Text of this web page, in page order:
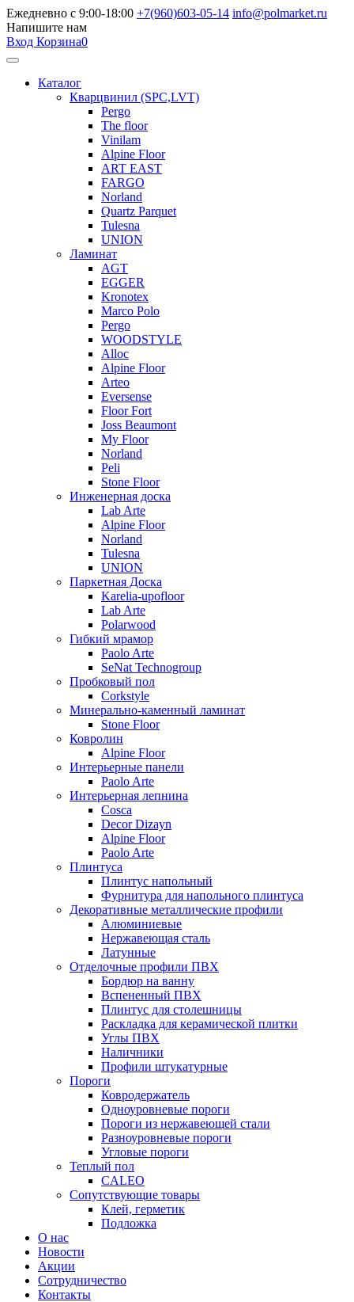
Ежедневно с 9:00-18:00 +7(960)603-05-14 info@polmarket.ru
Напишите нам
Вход Корзина0
Каталог
Кварцвинил (SPC,LVT)
Pergo
The floor
Vinilam
Alpine Floor
ART EAST
FARGO
Norland
Quartz Parquet
Tulesna
UNION
Ламинат
AGT
EGGER
Kronotex
Marco Polo
Pergo
WOODSTYLE
Alloc
Alpine Floor
Arteo
Eversense
Floor Fort
Joss Beaumont
My Floor
Norland
Peli
Stone Floor
Инженерная доска
Lab Arte
Alpine Floor
Norland
Tulesna
UNION
Паркетная Доска
Karelia-upofloor
Lab Arte
Polarwood
Гибкий мрамор
Paolo Arte
SeNat Technogroup
Пробковый пол
Corkstyle
Минерально-каменный ламинат
Stone Floor
Ковролин
Alpine Floor
Интерьерные панели
Paolo Arte
Интерьерная лепнина
Cosca
Decor Dizayn
Alpine Floor
Paolo Arte
Плинтуса
Плинтус напольный
Фурнитура для напольного плинтуса
Декоративные металлические профили
Алюминиевые
Нержавеющая сталь
Латунные
Отделочные профили ПВХ
Бордюр на ванну
Вспененный ПВХ
Плинтус для столешницы
Раскладка для керамической плитки
Углы ПВХ
Наличники
Профили штукатурные
Пороги
Ковродержатель
Одноуровневые пороги
Пороги из нержавеющей стали
Разноуровневые пороги
Угловые пороги
Теплый пол
CALEO
Сопутствующие товары
Клей, герметик
Подложка
О нас
Новости
Акции
Сотрудничество
Контакты